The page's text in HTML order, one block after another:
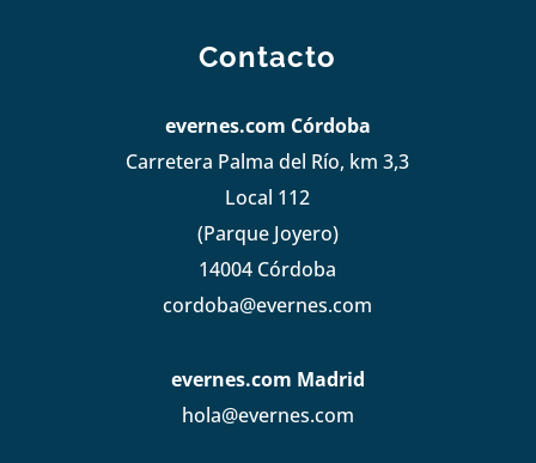
Contacto
evernes.com Córdoba
Carretera Palma del Río, km 3,3
Local 112
(Parque Joyero)
14004 Córdoba
cordoba@evernes.com
evernes.com Madrid
hola@evernes.com